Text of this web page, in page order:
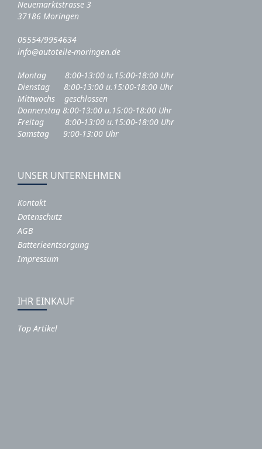
Neuemarktstrasse 3
37186 Moringen
05554/9954634
info@autoteile-moringen.de
Montag 8:00-13:00 u.15:00-18:00 Uhr
Dienstag 8:00-13:00 u.15:00-18:00 Uhr
Mittwochs geschlossen
Donnerstag 8:00-13:00 u.15:00-18:00 Uhr
Freitag 8:00-13:00 u.15:00-18:00 Uhr
Samstag 9:00-13:00 Uhr
UNSER UNTERNEHMEN
Kontakt
Datenschutz
AGB
Batterieentsorgung
Impressum
IHR EINKAUF
Top Artikel